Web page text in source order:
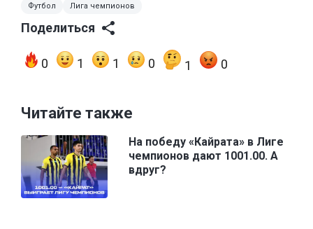
Футбол Лига чемпионов
Поделиться
0 1 1 0 1 0
Читайте также
На победу «Кайрата» в Лиге
чемпионов дают 1001.00. А
вдруг?